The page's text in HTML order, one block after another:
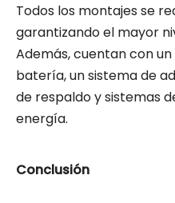
Todos los montajes se
garantizando el mayor
Además, cuentan con
batería, un sistema de
de respaldo y sistemas
energía.
Conclusión